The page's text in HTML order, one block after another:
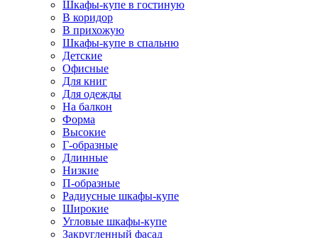
Шкафы-купе в гостиную
В коридор
В прихожую
Шкафы-купе в спальню
Детские
Офисные
Для книг
Для одежды
На балкон
Форма
Высокие
Г-образные
Длинные
Низкие
П-образные
Радиусные шкафы-купе
Широкие
Угловые шкафы-купе
Закругленный фасад